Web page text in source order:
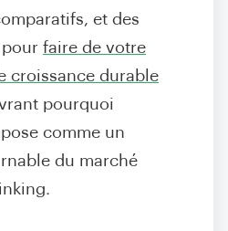
et des
faire de votre
croissance durable
pourquoi
comme un
du marché